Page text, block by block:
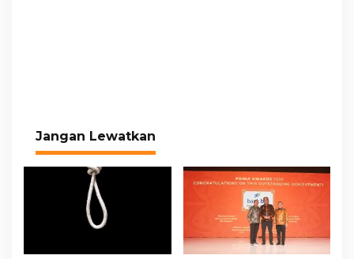
Jangan Lewatkan